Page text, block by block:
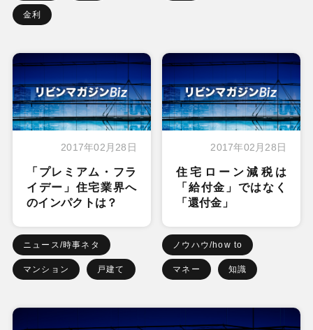
金利
2017年02月28日
「プレミアム・フラ
イデー」住宅業界へ
のインパクトは？
ニュース/時事ネタ
マンション 戸建て
2017年02月28日
住宅ローン減税は
「給付金」ではなく
「還付金」
ノウハウ/how to
マネー 知識